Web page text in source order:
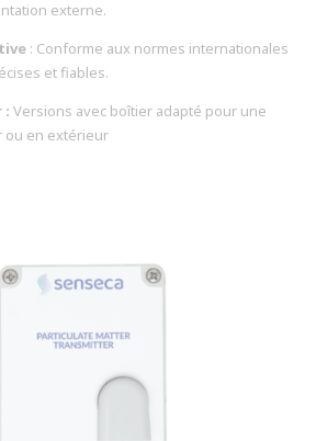
externe.
: Conforme aux normes internationales
et fiables.
: Versions avec boîtier adapté pour une
ou en extérieur